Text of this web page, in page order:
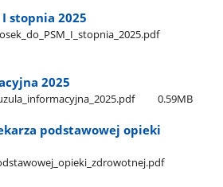
I stopnia 2025
2025
0.59MB
podstawowej opieki